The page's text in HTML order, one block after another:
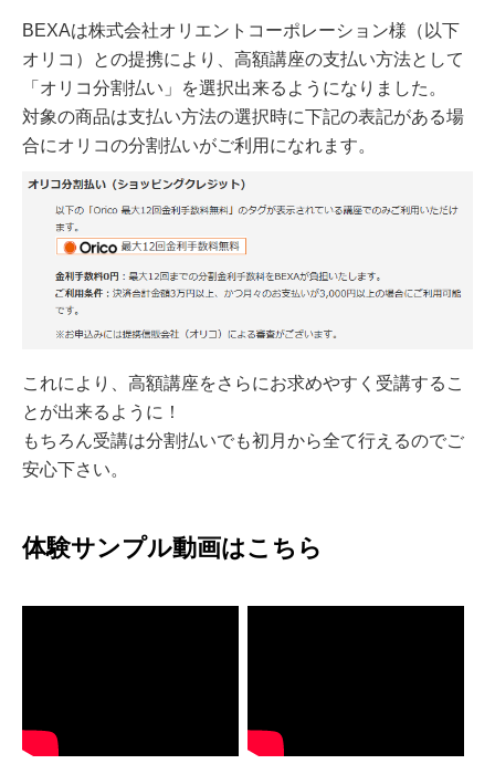
BEXAは株式会社オリエントコーポレーション様（以下
オリコ）との提携により、高額講座の支払い方法として
「オリコ分割払い」を選択出来るようになりました。
対象の商品は支払い方法の選択時に下記の表記がある場
合にオリコの分割払いがご利用になれます。
これにより、高額講座をさらにお求めやすく受講するこ
とが出来るように！
もちろん受講は分割払いでも初月から全て行えるのでご
安心下さい。
体験サンプル動画はこちら